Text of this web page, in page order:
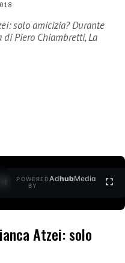
solo amicizia? Durante
Piero Chiambretti, La
POWERED
BY
AdhubMedia
Atzei: solo